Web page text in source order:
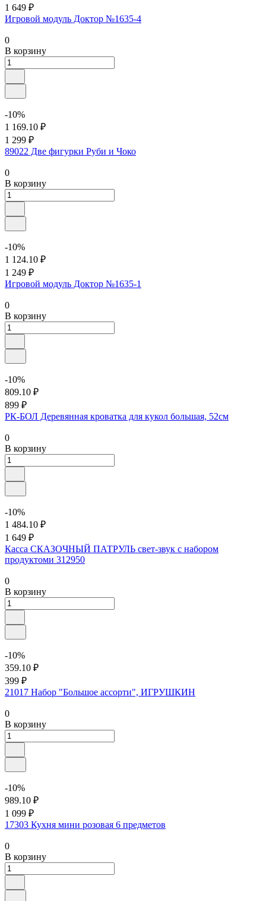
1 649 ₽
Игровой модуль Доктор №1635-4
0
В корзину
-10%
1 169.10 ₽
1 299 ₽
89022 Две фигурки Руби и Чоко
0
В корзину
-10%
1 124.10 ₽
1 249 ₽
Игровой модуль Доктор №1635-1
0
В корзину
-10%
809.10 ₽
899 ₽
РК-БОЛ Деревянная кроватка для кукол большая, 52см
0
В корзину
-10%
1 484.10 ₽
1 649 ₽
Касса СКАЗОЧНЫЙ ПАТРУЛЬ свет-звук с набором
продуктоми 312950
0
В корзину
-10%
359.10 ₽
399 ₽
21017 Набор "Большое ассорти", ИГРУШКИН
0
В корзину
-10%
989.10 ₽
1 099 ₽
17303 Кухня мини розовая 6 предметов
0
В корзину